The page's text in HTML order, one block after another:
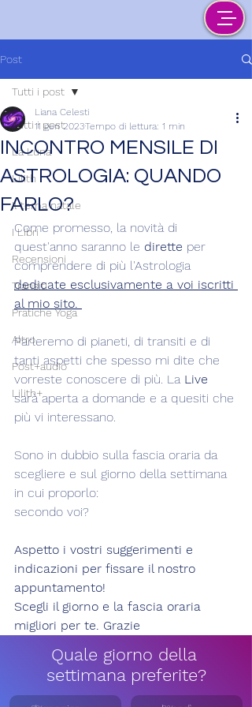
Post
Tutti i post
La Luna
Lilith
Il tema natale
I Libri
Recensioni
Transiti
Pratiche Yoga
Altro
Post+audio
Lilith+
Tutti i post
INCONTRO MENSILE DI
ASTROLOGIA: QUANDO
FARLO?
Liana Celesti
11 gen 2023Tempo di lettura: 1 min
Come promesso, la novità di
quest'anno saranno le dirette per
comprendere di più l'Astrologia
dedicate esclusivamente a voi iscritti
al mio sito.
Parleremo di pianeti, di transiti e di
tanti aspetti che spesso mi dite che
vorreste conoscere di più. La Live
sarà aperta a domande e a quesiti che
più vi interessano.
Sono in dubbio sulla fascia oraria da
scegliere e sul giorno della settimana
in cui proporlo:
secondo voi?
Aspetto i vostri suggerimenti e
indicazioni per fissare il nostro
appuntamento!
Scegli il giorno e la fascia oraria
migliori per te. Grazie
Quale giorno della
settimana preferite?